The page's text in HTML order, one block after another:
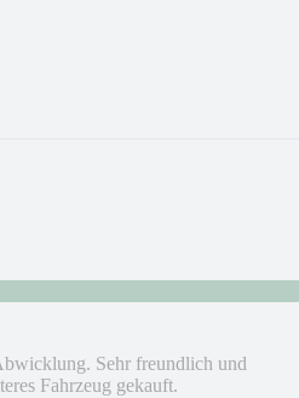
Sehr freundlich und
Fahrzeug gekauft.